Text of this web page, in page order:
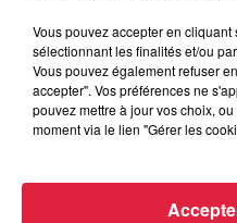
Le Club Kiwanis Colmar
choucroute solidaire
sociales vers l'enfance en
apres midi dansant animé
originaire de la région de la
même au-delà de nos
public sera conquis par la
Vous pouvez accepter en cliquant
sélectionnant les finalités et/ou
Vous pouvez également refuser
accepter". Vos préférences ne
pouvez mettre à jour vos choix,
moment via le lien "Gérer les